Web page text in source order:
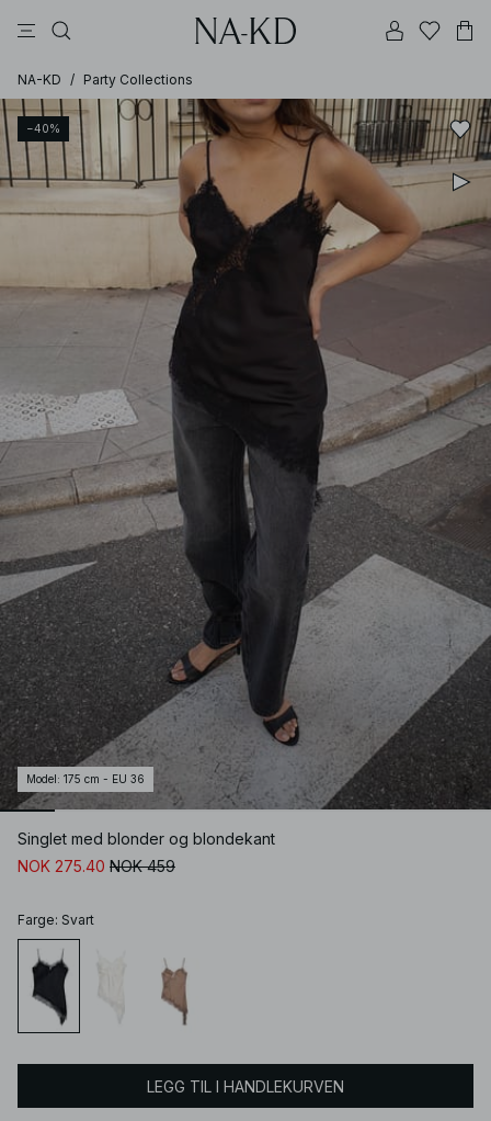
NA-KD / Party Collections
−40%
Model : 175 cm - EU 36
Singlet med blonder og blondekant
NOK 275.40 NOK 459
Farge: Svart
LEGG TIL I HANDLEKURVEN